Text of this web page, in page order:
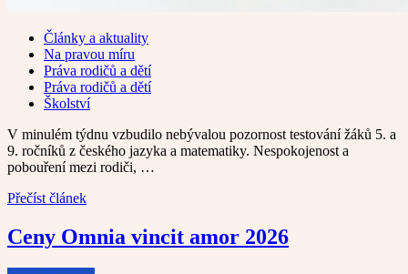
Články a aktuality
Na pravou míru
Práva rodičů a dětí
Práva rodičů a dětí
Školství
V minulém týdnu vzbudilo nebývalou pozornost testování žáků 5. a
9. ročníků z českého jazyka a matematiky. Nespokojenost a
pobouření mezi rodiči, …
Přečíst článek
Ceny Omnia vincit amor 2026